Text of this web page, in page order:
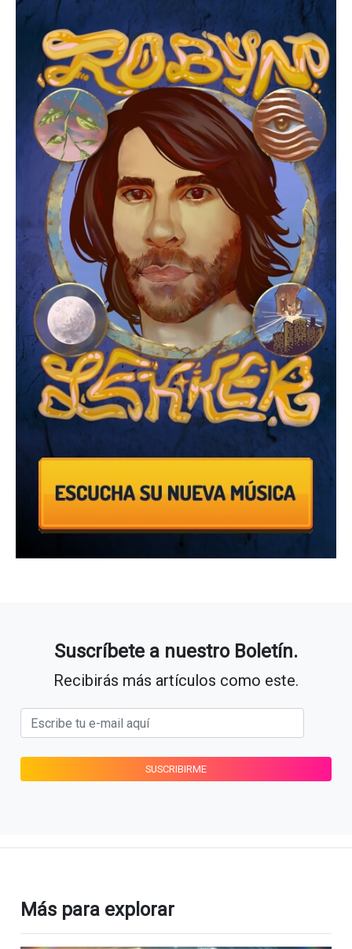
Suscríbete a nuestro Boletín.
Recibirás más artículos como este.
Más para explorar